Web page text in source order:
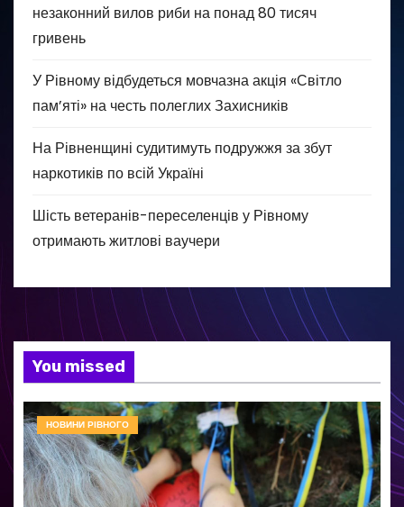
незаконний вилов риби на понад 80 тисяч
гривень
У Рівному відбудеться мовчазна акція «Світло
пам’яті» на честь полеглих Захисників
На Рівненщині судитимуть подружжя за збут
наркотиків по всій Україні
Шість ветеранів-переселенців у Рівному
отримають житлові ваучери
You missed
НОВИНИ РІВНОГО